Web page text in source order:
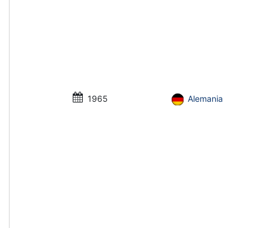
1965 Alemania